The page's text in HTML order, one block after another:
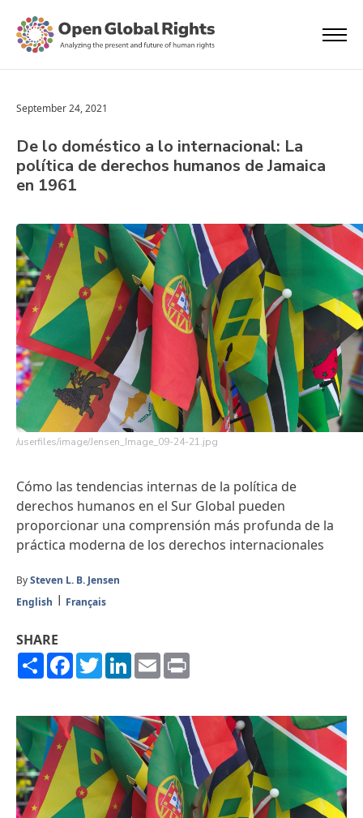
September 24, 2021
De lo doméstico a lo internacional: La
política de derechos humanos de Jamaica
en 1961
/userfiles/image/Jensen_Image_09-24-21.jpg
Cómo las tendencias internas de la política de
derechos humanos en el Sur Global pueden
proporcionar una comprensión más profunda de la
práctica moderna de los derechos internacionales
BySteven L. B. Jensen
English
Français
SHARE
ShareFacebook
TwitterLinkedIn
Email